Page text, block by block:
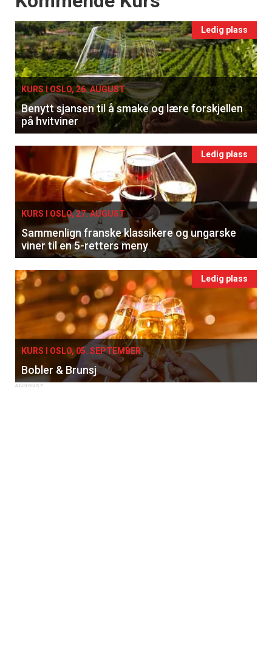
×
Få ukentlige nyhetsbrev fra
Apéritif
Vi tilbyr flere ukentlige nyhetsbrev. Du
kan fritt velge hvilke du ønsker å få
tilsendt.
Registrer deg
Ledig plass
KURS I OSLO, 26. AUGUST
Benytt sjansen til å smake og lære forskjellen
på hvitviner
Ledig plass
KURS I OSLO, 27. AUGUST
Sammenlign franske klassikere og ungarske
viner til en 5-retters meny
Ledig plass
KURS I OSLO, 05. SEPTEMBER
Bobler & Brunsj